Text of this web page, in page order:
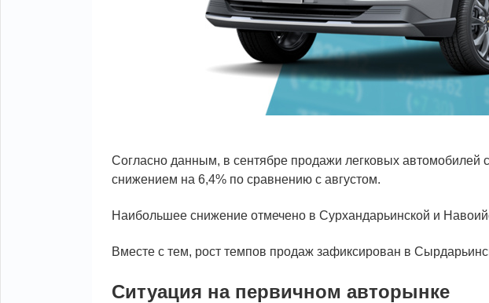
Согласно данным, в сентябре продажи легковых автомобилей
снижением на 6,4% по сравнению с августом.
Наибольшее снижение отмечено в Сурхандарьинской и
Вместе с тем, рост темпов продаж зафиксирован в
Ситуация на первичном авторынке